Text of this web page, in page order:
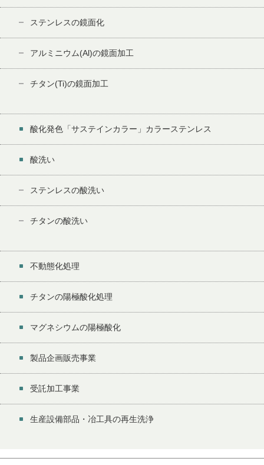
ステンレスの鏡面化
アルミニウム(Al)の鏡面加工
チタン(Ti)の鏡面加工
酸化発色「サステインカラー」カラーステンレス
酸洗い
ステンレスの酸洗い
チタンの酸洗い
不動態化処理
チタンの陽極酸化処理
マグネシウムの陽極酸化
製品企画販売事業
受託加工事業
生産設備部品・冶工具の再生洗浄